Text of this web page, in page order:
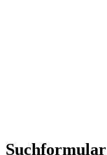
Suchformular